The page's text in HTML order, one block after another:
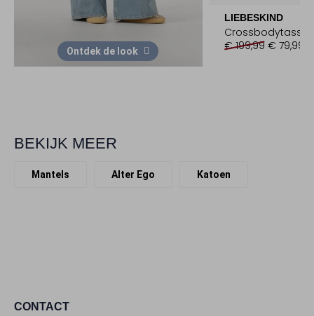
Ontdek de look
LIEBESKIND
Crossbodytassen
€ 199,99 € 79,99
BEKIJK MEER
Mantels Alter Ego Katoen
CONTACT